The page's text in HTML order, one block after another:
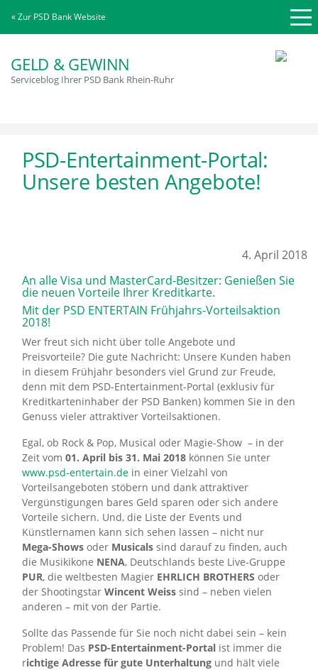
« Zur PSD Bank Website
GELD & GEWINN
Serviceblog Ihrer PSD Bank Rhein-Ruhr
PSD-Entertainment-Portal:
Unsere besten Angebote!
4. April 2018
An alle Visa und MasterCard-Besitzer: Genießen Sie
die neuen Vorteile Ihrer Kreditkarte.
Mit der PSD ENTERTAIN Frühjahrs-Vorteilsaktion
2018!
Wer freut sich nicht über tolle Angebote und
Preisvorteile? Die gute Nachricht: Unsere Kunden haben
in diesem Frühjahr besonders viel Grund zur Freude,
denn mit dem PSD-Entertainment-Portal (exklusiv für
Kreditkarteninhaber der PSD Banken) kommen Sie in den
Genuss vieler attraktiver Vorteilsaktionen.
Egal, ob Rock & Pop, Musical oder Magie-Show – in der
Zeit vom 01. April bis 31. Mai 2018 können Sie unter
www.psd-entertain.de in einer Vielzahl von
Vorteilsangeboten stöbern und dank attraktiver
Vergünstigungen bares Geld sparen oder sich andere
Vorteile sichern. Und, die Liste der Events und
Künstlernamen kann sich sehen lassen – nicht nur
Mega-Shows oder Musicals sind darauf zu finden, auch
die Musikikone NENA, Deutschlands beste Live-Gruppe
PUR, die weltbesten Magier EHRLICH BROTHERS oder
der Shootingstar Wincent Weiss sind – neben vielen
anderen – mit von der Partie.
Sollte das Passende für Sie noch nicht dabei sein – kein
Problem! Das PSD-Entertainment-Portal ist immer die
richtige Adresse für gute Unterhaltung und hält viele